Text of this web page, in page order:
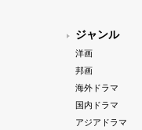
ジャンル
洋画
邦画
海外ドラマ
国内ドラマ
アジアドラマ